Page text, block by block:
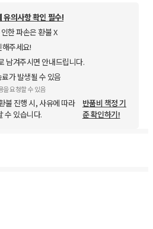
유의사항 확인 필수!
한 파손은 환불 X
주세요!
남겨주시면 안내드립니다.
가 발생될 수 있음
을 요청할 수 있음
불 진행 시, 사유에 따라
수 있습니다.
반품비 책정 기
준 확인하기!